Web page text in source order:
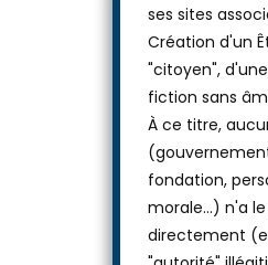
ses sites
Création d'un
"citoyen",
fiction sans
À ce titre,
fondation,
morale...) n'a
directement